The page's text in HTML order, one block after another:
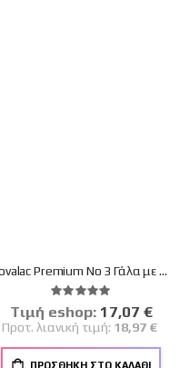
Novalac Premium Νο 3 Γάλα με Συμβιοτικά Για Ηλικίες 12-36 Μηνών 400gr
Βαθμολογία:
100%
Tιμή eshop: Ειδική
Τιμή
17,07 €
Προτ. λιανική τιμή: 18,97 €
ΠΡΟΣΘΉΚΗ ΣΤΟ ΚΑΛΆΘΙ